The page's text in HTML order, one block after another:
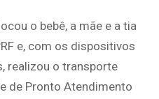
o bebê, a mãe e a tia
e, com os dispositivos
realizou o transporte
de Pronto Atendimento